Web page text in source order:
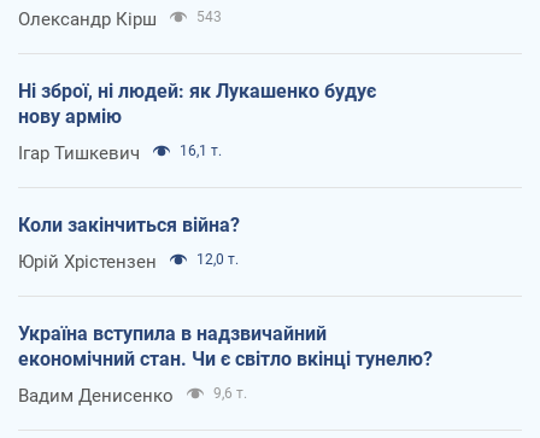
Олександр Кірш 543
Ні зброї, ні людей: як Лукашенко будує
нову армію
Ігар Тишкевич 16,1 т.
Коли закінчиться війна?
Юрій Хрістензен 12,0 т.
Україна вступила в надзвичайний
економічний стан. Чи є світло вкінці тунелю?
Вадим Денисенко 9,6 т.